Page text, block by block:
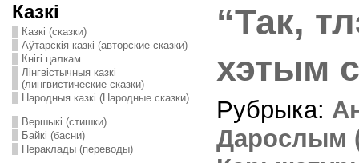
Казкі
Казкі (сказки)
Аўтарскія казкі (авторские сказки)
Кнігі цалкам
Лінгвістычныя казкі
(лингвистические сказки)
Народныя казкі (Народные сказки)
Вершыкі (стишки)
Байкі (басни)
Пераклады (переводы)
“Так,
хэтым
Рубрыка:
Дарослым